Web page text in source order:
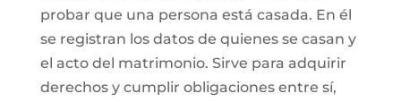
probar que una persona está casada. En él
se registran los datos de quienes se casan y
el acto del matrimonio. Sirve para adquirir
derechos y cumplir obligaciones entre sí,